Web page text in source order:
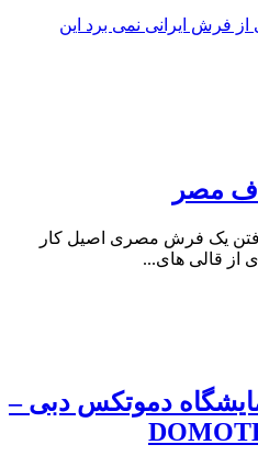
فرش ایرانی نمی برد این
مصر
یک فرش مصری اصیل کار
از قالی های...
دموتکس دبی –